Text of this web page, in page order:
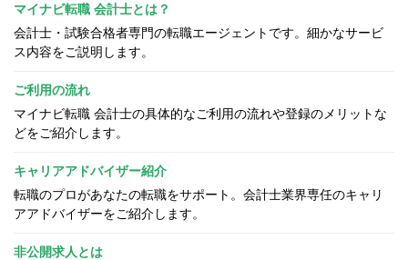
マイナビ転職 会計士とは？
会計士・試験合格者専門の転職エージェントです。細かなサービ
ス内容をご説明します。
ご利用の流れ
マイナビ転職 会計士の具体的なご利用の流れや登録のメリットな
どをご紹介します。
キャリアアドバイザー紹介
転職のプロがあなたの転職をサポート。会計士業界専任のキャリ
アアドバイザーをご紹介します。
非公開求人とは